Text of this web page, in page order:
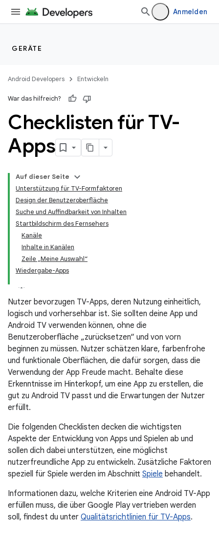
Anmelden
GERÄTE
Android Developers Entwickeln
War das hilfreich?
Checklisten für TV-
Apps
Auf dieser Seite
Unterstützung für TV-Formfaktoren
Design der Benutzeroberfläche
Suche und Auffindbarkeit von Inhalten
Startbildschirm des Fernsehers
Kanäle
Inhalte in Kanälen
Zeile „Meine Auswahl“
Wiedergabe-Apps
Nutzer bevorzugen TV-Apps, deren Nutzung einheitlich,
logisch und vorhersehbar ist. Sie sollten deine App und
Android TV verwenden können, ohne die
Benutzeroberfläche „zurücksetzen“ und von vorn
beginnen zu müssen. Nutzer schätzen klare, farbenfrohe
und funktionale Oberflächen, die dafür sorgen, dass die
Verwendung der App Freude macht. Behalte diese
Erkenntnisse im Hinterkopf, um eine App zu erstellen, die
gut zu Android TV passt und die Erwartungen der Nutzer
erfüllt.
Die folgenden Checklisten decken die wichtigsten
Aspekte der Entwicklung von Apps und Spielen ab und
sollen dich dabei unterstützen, eine möglichst
nutzerfreundliche App zu entwickeln. Zusätzliche Faktoren
speziell für Spiele werden im Abschnitt Spiele behandelt.
Informationen dazu, welche Kriterien eine Android TV-App
erfüllen muss, die über Google Play vertrieben werden
soll, findest du unter Qualitätsrichtlinien für TV-Apps.